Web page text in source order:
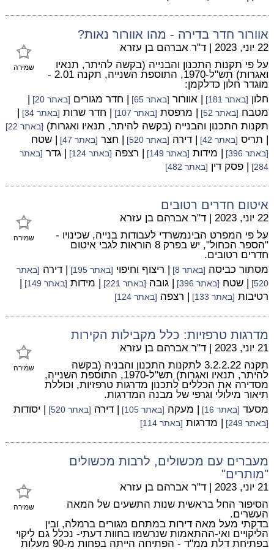
אוורור חדר בדירה - מהו אוורור נאות?
שמירה
22 יוני, 2023 | ד"ר אברהם בן עזרא
על פי תקנות התכנון והבנייה (בקשה להיתר, תנאיו
ואגרות) תש"ל-1970, התוספת השנייה, תקנה 2.01 -
מוגדר חלון כדלקמן:
חלון [באתר 181] | אוורור [באתר 65] | חדר מגורים [באתר 20]
|
מטבח [באתר 52] | מרפסת [באתר 107] | חדר שרות [באתר 34]
|
תקנות התכנון והבנייה (בקשה להיתר, תנאיו ואגרות) [באתר 22]
| תריס [באתר 42] | דירה [באתר 520] | חצר [באתר 47] | שטח
[באתר 396] | מידות [באתר 149] | רצפה [באתר 124] | גדר [באתר
284]
| פסק דין [באתר 482]
איטום חדרים רטובים
שמירה
22 יוני, 2023 | ד"ר אברהם בן עזרא
על פי המפרט הבינמשרדי לעבודות בנייה, שכינויו -
"הספר הכחול", יש בפרק 8 הוראות לגבי איטום
חדרים רטובים.
מסתור כביסה [באתר 8] | ריצוף וחיפוי [באתר 195] | דירה [באתר
520]
| שטח [באתר 396] | גובה [באתר 221] | מידות [באתר 149]
|
רטיבות [באתר 133] | רצפה [באתר 124]
מדרגות טרפזיות: כלל מקבילות הקירות
שמירה
21 יוני, 2023 | ד"ר אברהם בן עזרא
תקנה 3.2.2.22 לתקנות התכנון והבניה (בקשה
להיתר, תנאיו ואגרות) תש"ל-1970, התוספת השנייה,
מסדירה את הכללים לתכנון מדרגות טרפזיות, וכוללת
תיאור מילולי וגרפי של מבנה המדרגות.
מסעד [באתר 16] | מעקה [באתר 105] | דירה [באתר 520] | יסודות
[באתר 249] | מדרגות [באתר 114]
מעברים עם מכשולים, לרבות מכשולים
"מותרים"
שמירה
21 יוני, 2023 | ד"ר אברהם בן עזרא
הסיפור החל בראשית שנות התשעים של המאה
העשרים.
בדקתי מעל מאה דירות במתחם מגורים ברמלה, ובין
הליקויים ואי-ההתאמות שנרשמו בחוות דעתי- נכלל גם ליקוי
בפתיחת דלת ממ"ד - הפתיחה הייתה בפחות מ-90 מעלות